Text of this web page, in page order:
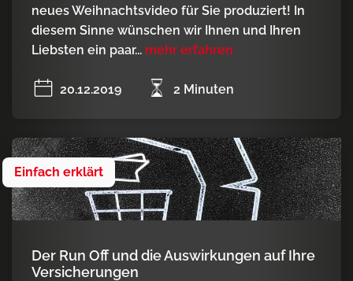
neues Weihnachtsvideo für Sie produziert! In
diesem Sinne wünschen wir Ihnen und Ihren
Liebsten ein paar... mehr erfahren
20.12.2019 2 Minuten
Einfach erklärt
Der Run Off und die Auswirkungen auf Ihre
Versicherungen